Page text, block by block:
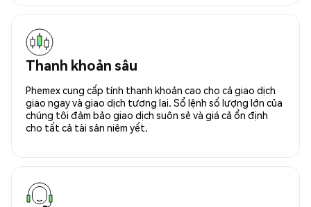
Thanh khoản sâu
Phemex cung cấp tính thanh khoản cao cho cả giao dịch
giao ngay và giao dịch tương lai. Sổ lệnh số lượng lớn của
chúng tôi đảm bảo giao dịch suôn sẻ và giá cả ổn định
cho tất cả tài sản niêm yết.